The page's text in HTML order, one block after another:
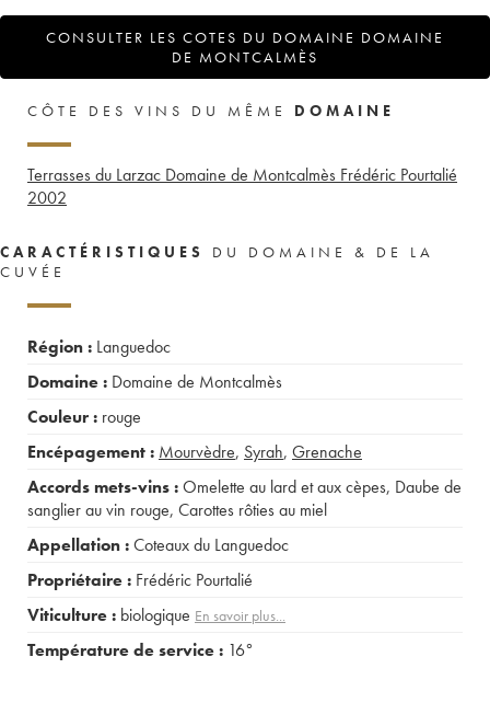
CONSULTER LES COTES DU DOMAINE DOMAINE
DE MONTCALMÈS
CÔTE DES VINS DU MÊME DOMAINE
Terrasses du Larzac Domaine de Montcalmès Frédéric Pourtalié
2002
CARACTÉRISTIQUES
DU DOMAINE & DE LA
CUVÉE
Région : Languedoc
Domaine : Domaine de Montcalmès
Couleur : rouge
Encépagement : Mourvèdre, Syrah, Grenache
Accords mets-vins :Omelette au lard et aux cèpes, Daube de
sanglier au vin rouge, Carottes rôties au miel
Appellation :Coteaux du Languedoc
Propriétaire : Frédéric Pourtalié
Viticulture : biologique En savoir plus...
Température de service : 16°